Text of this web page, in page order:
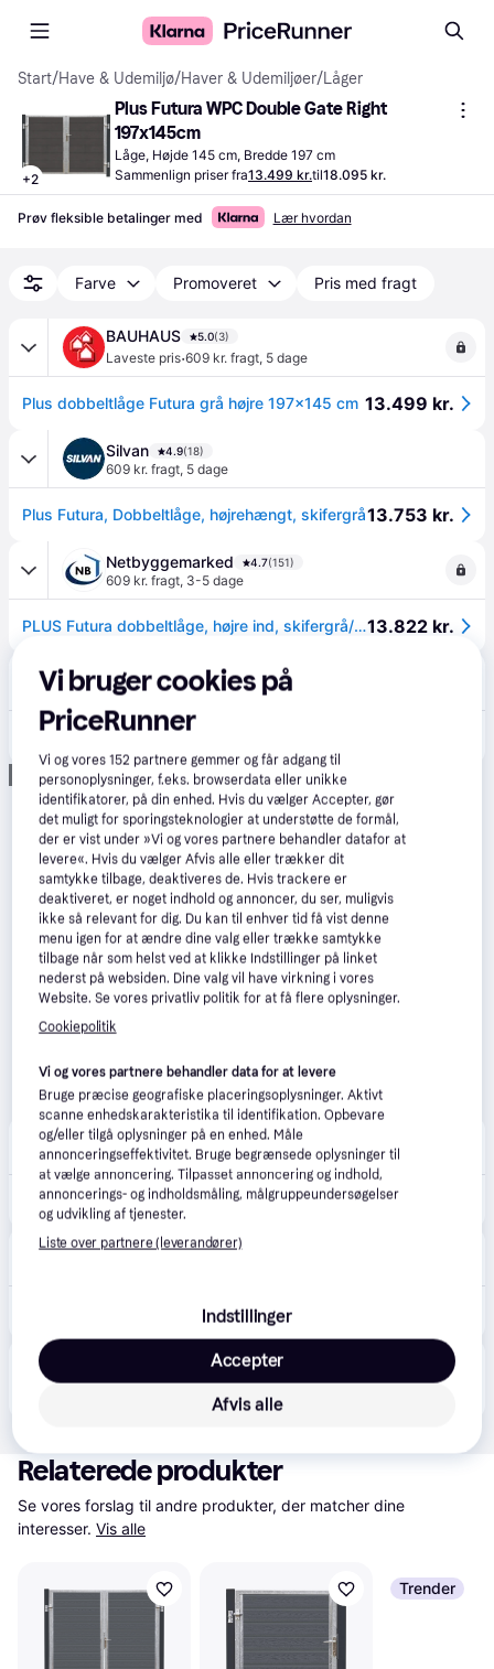
Start/Have & Udemiljø/Haver & Udemiljøer/Låger
+2
Plus Futura WPC Double Gate Right
197x145cm
Låge, Højde 145 cm, Bredde 197 cm
Sammenlign priser fra13.499 kr.til18.095 kr.
Prøv fleksible betalinger med Lær hvordan
Farve Promoveret Pris med fragt
BAUHAUS 5.0(3)
Laveste pris·609 kr. fragt, 5 dage
Plus dobbeltlåge Futura grå højre 197x145 cm 13.499 kr.
Silvan 4.9(18)
609 kr. fragt, 5 dage
Plus Futura, Dobbeltlåge, højrehængt, skifergrå13.753 kr.
Netbyggemarked 4.7(151)
609 kr. fragt, 3-5 dage
PLUS Futura dobbeltlåge, højre ind, skifergrå/komposit, 197 x 145 cm + 16 cm gråsorte stålstolper13.822 kr.
Jespers Planteskole
1-7 dage
Futura Dobbeltlåge Plus - H145 cm - Højre
Annonce
Homeshop.dk 4.0(1)
Laveste pris·Bestillingsvare
Plus Futura Dobbeltlåge HI 197×145 cm + 16 cm gråsorte stålstolper - 17582-2113.499 kr.
Johannes Fog 5.0(5)
Produktet fås også hos butikker, som ikke er
betalende kunde i denne kategori.
Vis alle
Relaterede produkter
Se vores forslag til andre produkter, der matcher dine
interesser. Vis alle
Trender
Vi bruger cookies på
PriceRunner
Vi og vores152 partnere gemmer og får adgang til
personoplysninger, f.eks. browserdata eller unikke
identifikatorer, på din enhed. Hvis du vælger Accepter, gør
det muligt for sporingsteknologier at understøtte de formål,
der er vist under »Vi og vores partnere behandler datafor at
levere«. Hvis du vælger Afvis alle eller trækker dit
samtykke tilbage, deaktiveres de. Hvis trackere er
deaktiveret, er noget indhold og annoncer, du ser, muligvis
ikke så relevant for dig. Du kan til enhver tid få vist denne
menu igen for at ændre dine valg eller trække samtykke
tilbage når som helst ved at klikke Indstillinger på linket
nederst på websiden. Dine valg vil have virkning i vores
Website. Se vores privatliv politik for at få flere oplysninger.
Cookiepolitik
Vi og vores partnere behandler data for at levere
Bruge præcise geografiske placeringsoplysninger. Aktivt
scanne enhedskarakteristika til identifikation. Opbevare
og/eller tilgå oplysninger på en enhed. Måle
annonceringseffektivitet. Bruge begrænsede oplysninger til
at vælge annoncering. Tilpasset annoncering og indhold,
annoncerings- og indholdsmåling, målgruppeundersøgelser
og udvikling af tjenester.
Liste over partnere (leverandører)
Indstillinger
Afvis alle
Accepter